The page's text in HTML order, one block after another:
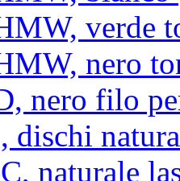
verde
nero
nero filo
dischi
naturale